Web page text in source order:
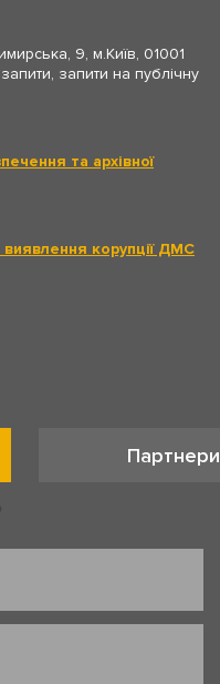
9, м.Київ, 01001
запити на публічну
та архівної
виявлення корупції ДМС
Партнери